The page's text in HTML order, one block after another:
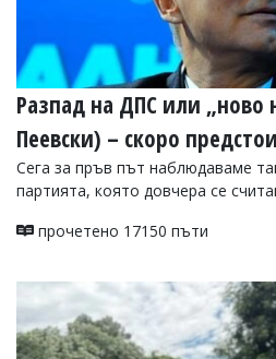
Разпад на ДПС или „ново
Пеевски) – скоро
Сега за пръв път наблюдаваме
партията, която довчера се
прочетено 17150 пъти